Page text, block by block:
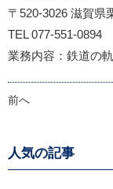
〒520-3026 滋賀県
TEL 077-551-0894
業務内容：鉄道の
前へ
人気の記事